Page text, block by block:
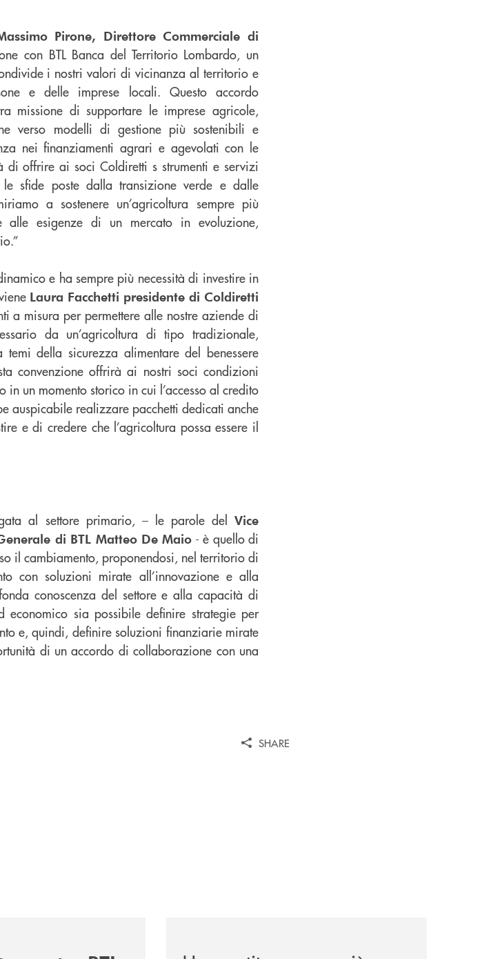
Pirone, Direttore Commerciale di
con BTL Banca del Territorio Lombardo, un
i nostri valori di vicinanza al territorio e
e delle imprese locali. Questo accordo
missione di supportare le imprese agricole,
verso modelli di gestione più sostenibili e
nei finanziamenti agrari e agevolati con le
di offrire ai soci Coldiretti s strumenti e servizi
sfide poste dalla transizione verde e dalle
a sostenere un’agricoltura sempre più
alle esigenze di un mercato in evoluzione,
e ha sempre più necessità di investire in
Laura Facchetti presidente di Coldiretti
a misura per permettere alle nostre aziende di
da un’agricoltura di tipo tradizionale,
della sicurezza alimentare del benessere
convenzione offrirà ai nostri soci condizioni
un momento storico in cui l’accesso al credito
auspicabile realizzare pacchetti dedicati anche
e di credere che l’agricoltura possa essere il
al settore primario, – le parole del Vice
di BTL Matteo De Maio - è quello di
il cambiamento, proponendosi, nel territorio di
con soluzioni mirate all’innovazione e alla
conoscenza del settore e alla capacità di
sia possibile definire strategie per
e, quindi, definire soluzioni finanziarie mirate
di un accordo di collaborazione con una
SHARE